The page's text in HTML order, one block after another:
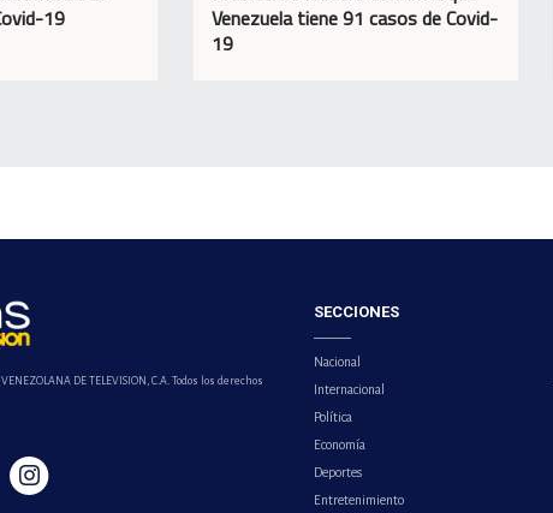
19
Venezuela tiene 91 casos de Covid-
19
DE TELEVISION, C.A. Todos los derechos
SECCIONES
Nacional
Internacional
Política
Economía
Deportes
Entretenimiento